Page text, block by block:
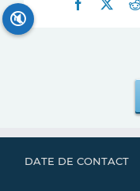
Facebook
DATE DE CONTACT
🔇